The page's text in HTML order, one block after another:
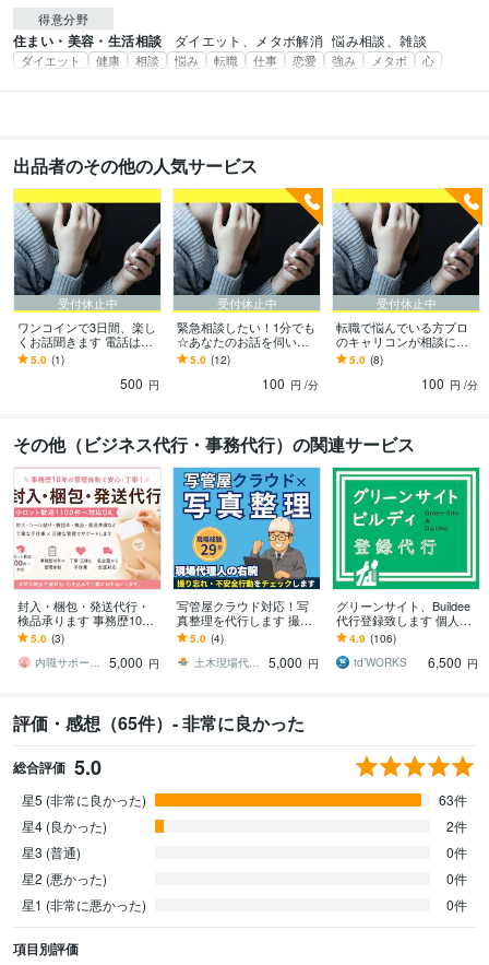
得意分野
住まい・美容・生活相談 ダイエット、メタボ解消 悩み相談、雑談
ダイエット 健康 相談 悩み 転職 仕事 恋愛 強み メタボ 心
出品者のその他の人気サービス
受付休止中
ワンコインで3日間、楽し
くお話聞きます 電話は苦
手だけど誰かと話したい
トークルームで雑談や愚
5.0 (1)
500 円
受付休止中
緊急相談したい！1分でも
☆あなたのお話を伺いま
す とにかく誰かと話した
い方、雑談でもお悩みで
もお気軽にどうぞ
5.0 (12)
100 円 /分
受付休止中
転職で悩んでいる方プロ
のキャリコンが相談にの
ります 会社を辞めたい、
転職したいけれどなかな
か決められない方
5.0 (8)
100 円 /分
その他（ビジネス代行・事務代行）の関連サービス
封入・梱包・発送代行・
検品承ります 事務歴10年
の管理体制で安心【小ロ
ット歓迎！】
5.0 (3)
内職サポート名古屋
5,000 円
写管屋クラウド対応！写
真整理を代行します 撮り
忘れ・不安全行動・背景
構図をプロの目でチェッ
クします
5.0 (4)
土木現場代理人の右腕
5,000 円
グリーンサイト、Buildee
代行登録致します 個人事
業主様、職人様方の事務
をお手伝いさせてくださ
い！
4.9 (106)
td’WORKS
6,500 円
評価・感想（65件）- 非常に良かった
総合評価 5.0
星5 (非常に良かった)
63件
星4 (良かった)
2件
星3 (普通)
0件
星2 (悪かった)
0件
星1 (非常に悪かった)
0件
項目別評価